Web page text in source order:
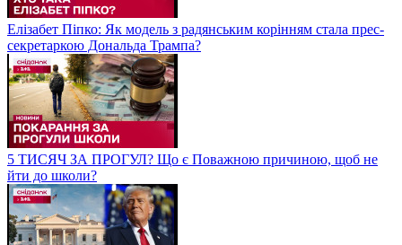
Елізабет Піпко: Як модель з радянським корінням стала прес-
секретаркою Дональда Трампа?
5 ТИСЯЧ ЗА ПРОГУЛ? Що є Поважною причиною, щоб не
йти до школи?